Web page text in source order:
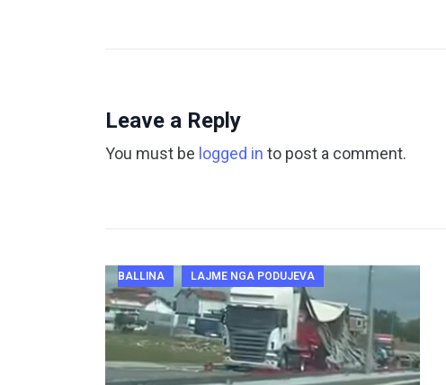
Leave a Reply
You must be logged in to post a comment.
BALLINA LAJME NGA PODUJEVA